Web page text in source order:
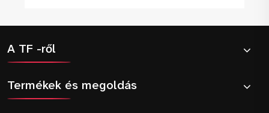
A TF -ről
Termékek és megoldás